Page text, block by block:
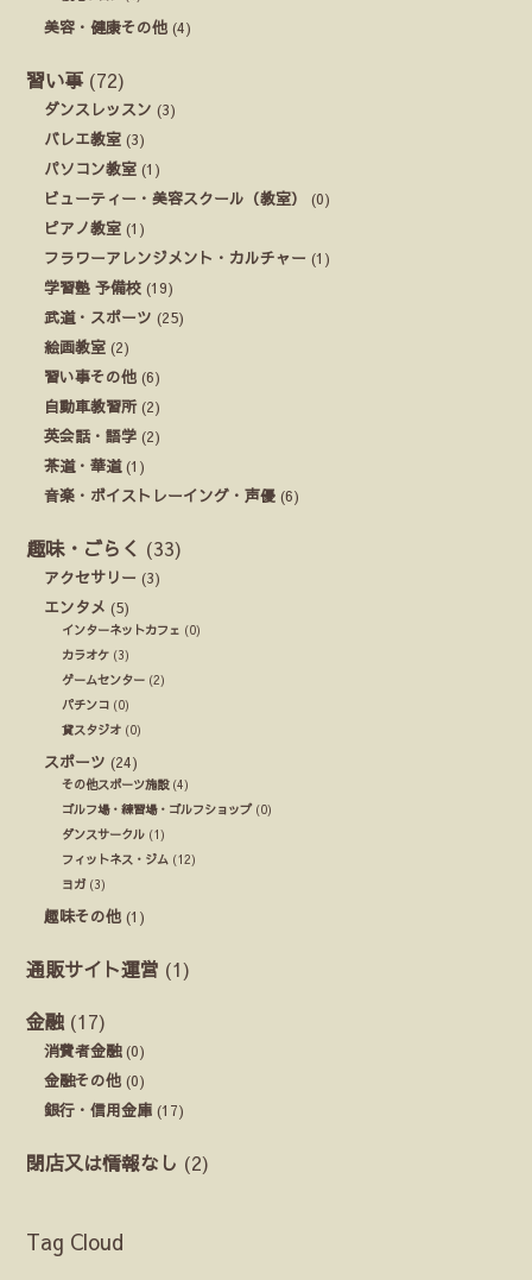
美容・健康その他 (4)
習い事 (72)
ダンスレッスン (3)
バレエ教室 (3)
パソコン教室 (1)
ビューティー・美容スクール（教室）
(0)
ピアノ教室 (1)
フラワーアレンジメント・カルチャー (1)
学習塾 予備校 (19)
武道・スポーツ (25)
絵画教室 (2)
習い事その他 (6)
自動車教習所(2)
英会話・語学 (2)
茶道・華道(1)
音楽・ボイストレーイング・声優 (6)
趣味・ごらく (33)
アクセサリー (3)
エンタメ (5)
インターネットカフェ (0)
カラオケ (3)
ゲームセンター (2)
パチンコ (0)
貸スタジオ (0)
スポーツ (24)
その他スポーツ施設(4)
ゴルフ場・練習場・ゴルフショップ(0)
ダンスサークル (1)
フィットネス・ジム (12)
ヨガ (3)
趣味その他 (1)
通販サイト運営 (1)
金融 (17)
消費者金融(0)
金融その他 (0)
銀行・信用金庫 (17)
閉店又は情報なし (2)
Tag Cloud